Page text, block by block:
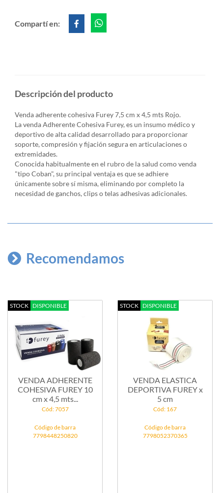
Compartí en:
Descripción del producto
Venda adherente cohesiva Furey 7,5 cm x 4,5 mts Rojo.
La venda Adherente Cohesiva Furey, es un insumo médico y
deportivo de alta calidad desarrollado para proporcionar
soporte, compresión y fijación segura en articulaciones o
extremidades.
Conocida habitualmente en el rubro de la salud como venda
"tipo Coban", su principal ventaja es que se adhiere
únicamente sobre sí misma, eliminando por completo la
necesidad de ganchos, clips o telas adhesivas adicionales.
Recomendamos
STOCK DISPONIBLE
VENDA ADHERENTE
COHESIVA FUREY 10
cm x 4,5 mts...
Cód: 7057
Código de barra
7798448250820
STOCK DISPONIBLE
VENDA ELASTICA
DEPORTIVA FUREY x
5 cm
Cód: 167
Código de barra
7798052370365